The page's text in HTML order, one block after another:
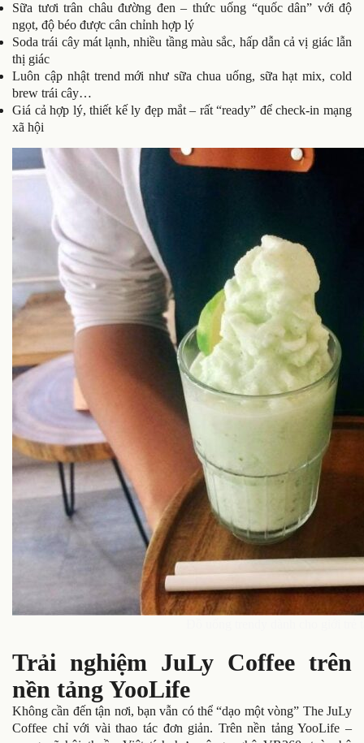
Sữa tươi trân châu đường đen – thức uống “quốc dân” với độ
ngọt, độ béo được cân chỉnh hợp lý
Soda trái cây mát lạnh, nhiều tầng màu sắc, hấp dẫn cả vị giác lẫn
thị giác
Luôn cập nhật trend mới như sữa chua uống, sữa hạt mix, cold
brew trái cây…
Giá cả hợp lý, thiết kế ly đẹp mắt – rất “ready” để check-in mạng
xã hội
Trải nghiệm JuLy Coffee trên
nền tảng YooLife
Không cần đến tận nơi, bạn vẫn có thể “dạo một vòng” The JuLy
Coffee chỉ với vài thao tác đơn giản. Trên nền tảng YooLife –